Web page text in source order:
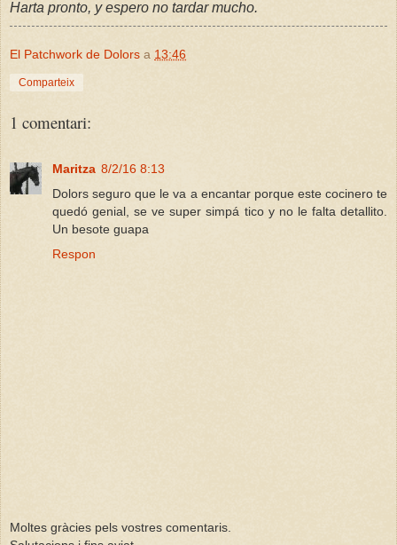
Harta pronto, y espero no tardar mucho.
El Patchwork de Dolors a 13:46
Comparteix
1 comentari:
Maritza 8/2/16 8:13
Dolors seguro que le va a encantar porque este cocinero te
quedó genial, se ve super simpá tico y no le falta detallito.
Un besote guapa
Respon
Moltes gràcies pels vostres comentaris.